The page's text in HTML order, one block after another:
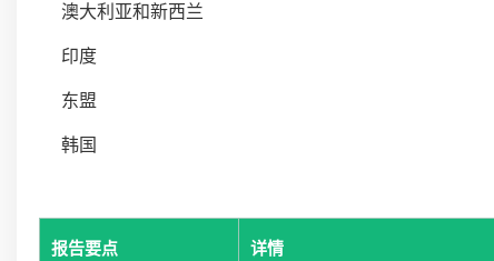
澳大利亚和新西兰
印度
东盟
韩国
报告要点 详情